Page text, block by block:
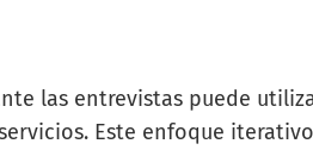
las entrevistas puede
Este enfoque iterativo